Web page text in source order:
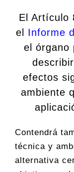
El Artículo
el Informe
el órgano
efectos
ambiente
Contendrá
técnica y
alternativa